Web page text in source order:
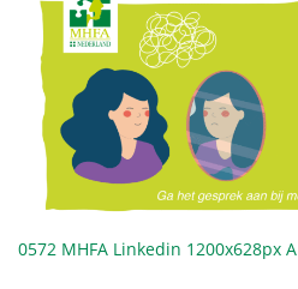
0572 MHFA Linkedin 1200x628px A